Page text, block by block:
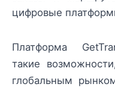
цифровые
Платформа
такие
глобальным